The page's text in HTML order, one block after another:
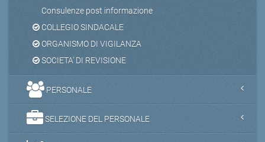
Consulenze post informazione
COLLEGIO SINDACALE
ORGANISMO DI VIGILANZA
SOCIETA' DI REVISIONE
PERSONALE
SELEZIONE DEL PERSONALE